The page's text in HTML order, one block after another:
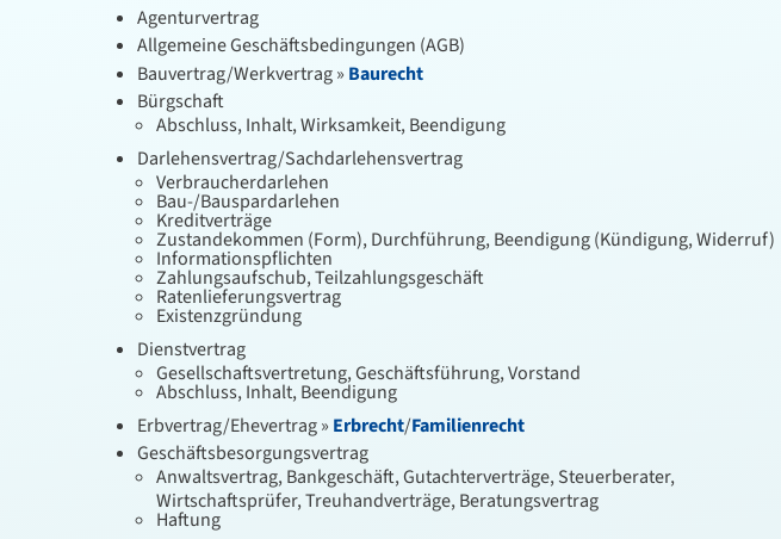
Agenturvertrag
Allgemeine Geschäftsbedingungen (AGB)
Bauvertrag/Werkvertrag » Baurecht
Bürgschaft
Abschluss, Inhalt, Wirksamkeit, Beendigung
Darlehensvertrag/Sachdarlehensvertrag
Verbraucherdarlehen
Bau-/Bauspardarlehen
Kreditverträge
Zustandekommen (Form), Durchführung, Beendigung (Kündigung, Widerruf)
Informationspflichten
Zahlungsaufschub, Teilzahlungsgeschäft
Ratenlieferungsvertrag
Existenzgründung
Dienstvertrag
Gesellschaftsvertretung, Geschäftsführung, Vorstand
Abschluss, Inhalt, Beendigung
Erbvertrag/Ehevertrag » Erbrecht/Familienrecht
Geschäftsbesorgungsvertrag
Anwaltsvertrag, Bankgeschäft, Gutachterverträge, Steuerberater,
Wirtschaftsprüfer, Treuhandverträge, Beratungsvertrag
Haftung